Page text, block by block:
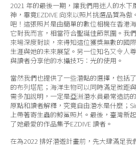
2021 年的最後一期，讓我們用迷人的水下
神，畢竟EZDIVE 向來以照片挑選品質為
吧！這張照片是由簡單的數位相機在香港
它對我而言，相當符合聖誕佳節氛圍。我
來場深度對談，來得知這位獲獎無數的國
生涯與她的未來展望。​⁡另一位知名又令人
與讀者分享他的水攝技巧：光的使用。
當然我們也提供了一些潛點的選擇，包括
的布列塔尼；海洋生物可以同時滿足微距
需多加說明，一定是亞洲潛水員最常造訪
原點和讀者解釋，究竟自由潛水是什麼；
上帶著寄生蟲的鯨鯊照片。最後，臺灣新
了她最愛的作品集予EZDIVE 讀者。 ​⁡
在為2022 排好潛遊計畫前，先大肆滿足我